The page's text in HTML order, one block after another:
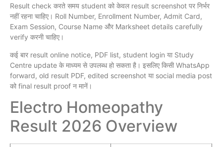
Result check करते समय student को केवल result screenshot पर निर्भर
नहीं रहना चाहिए। Roll Number, Enrollment Number, Admit Card,
Exam Session, Course Name और Marksheet details carefully
verify करनी चाहिए।
कई बार result online notice, PDF list, student login या Study
Centre update के माध्यम से उपलब्ध हो सकता है। इसलिए किसी WhatsApp
forward, old result PDF, edited screenshot या social media post
को final result proof न मानें।
Electro Homeopathy
Result 2026 Overview